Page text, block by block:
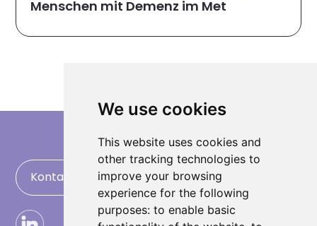
We use cookies
This website uses cookies and
other tracking technologies to
improve your browsing
experience for the following
purposes: to enable basic
Menschen mit Demenz im Met
Kontaktieren Sie uns